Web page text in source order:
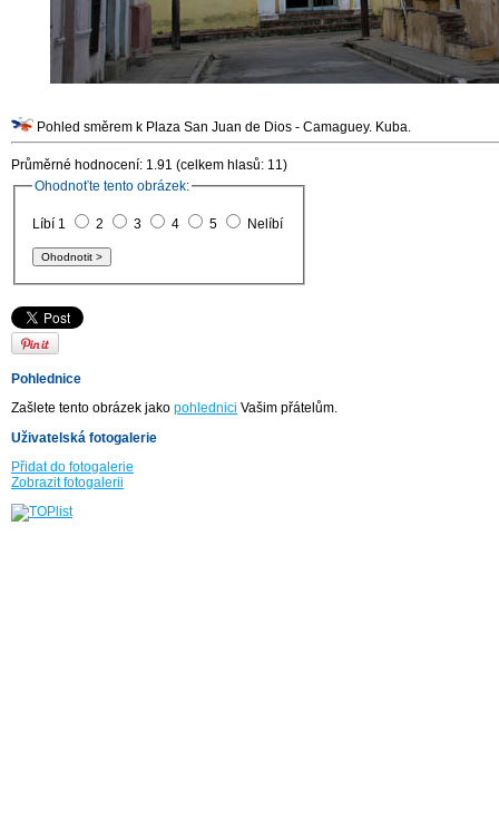
Pohled směrem k Plaza San Juan de Dios - Camaguey. Kuba.
Průměrné hodnocení: 1.91 (celkem hlasů: 11)
Ohodnoťte tento obrázek:
Líbí 1 2 3 4 5 Nelíbí
Pohlednice
Zašlete tento obrázek jako pohlednici Vašim přátelům.
Uživatelská fotogalerie
Přidat do fotogalerie
Zobrazit fotogalerii